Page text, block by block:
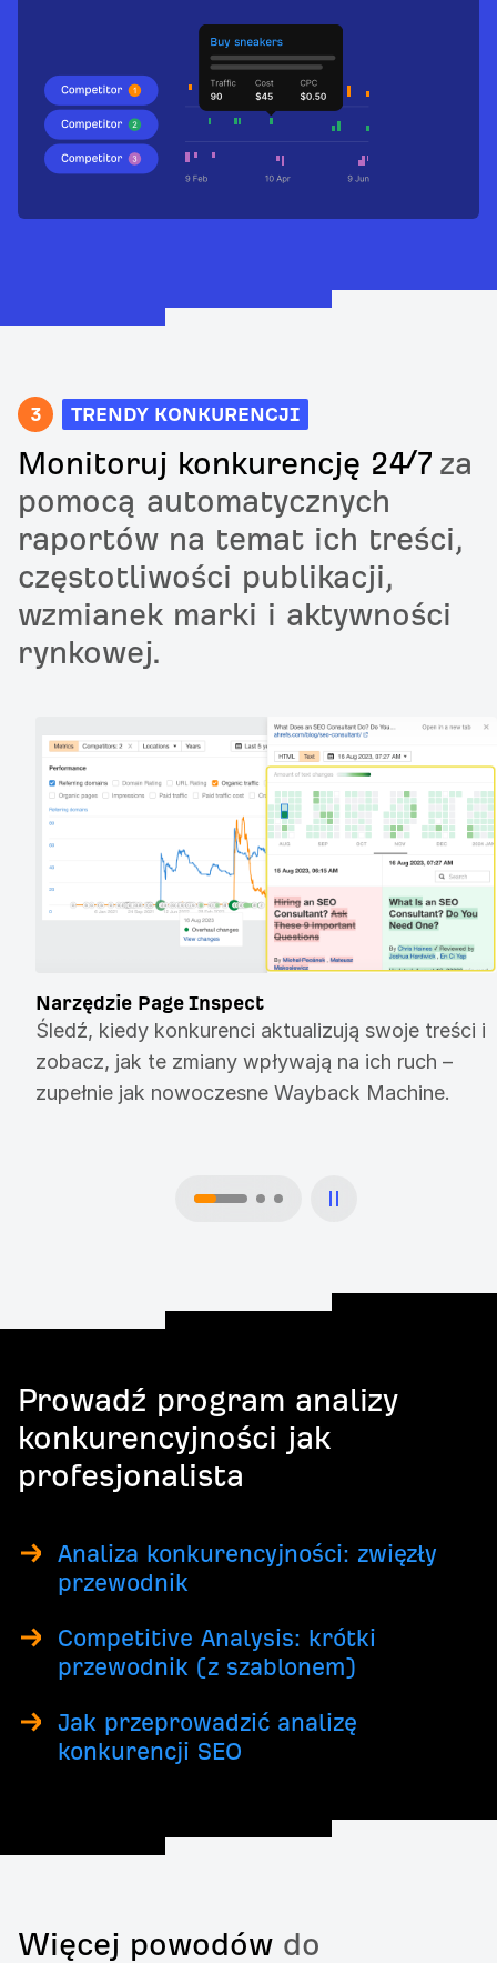
3 TRENDY KONKURENCJI
Monitoruj konkurencję 24/7za
pomocą automatycznych
raportów na temat ich treści,
częstotliwości publikacji,
wzmianek marki i aktywności
rynkowej.
Narzędzie Page Inspect
Śledź, kiedy konkurenci aktualizują swoje treści i
zobacz, jak te zmiany wpływają na ich ruch –
zupełnie jak nowoczesne Wayback Machine.
Prowadź program analizy
konkurencyjności jak
profesjonalista
Analiza konkurencyjności: zwięzły
przewodnik
Competitive Analysis: krótki
przewodnik (z szablonem)
Jak przeprowadzić analizę
konkurencji SEO
Więcej powodów do